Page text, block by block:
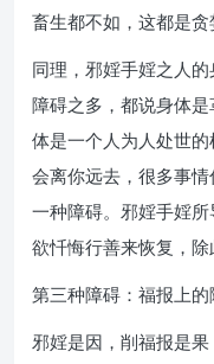
畜生都不如，这都是贪
同理，邪婬手婬之人
障碍之多，都说身体
体是一个人为人处世
会离你远去，很多事
一种障碍。邪婬手婬
欲忏悔行善来恢复，除
第三种障碍：福报上的
邪婬是因，削福报是